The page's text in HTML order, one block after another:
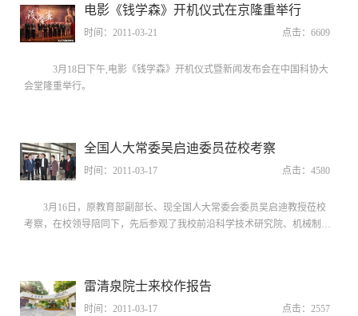
电影《钱学森》开机仪式在京隆重举行
时间：2011-03-21 点击： 6609
3月18日下午,电影《钱学森》开机仪式暨新闻发布会在中国科协大
会堂隆重举行。
全国人大常委吴启迪委员莅校考察
时间：2011-03-17 点击： 4580
3月16日，原教育部副部长、现全国人大常委会委员吴启迪教授莅校
考察，在校领导陪同下，先后参观了我校前沿科学技术研究院、机械制造
雷清泉院士来校作报告
时间：2011-03-17 点击： 2557